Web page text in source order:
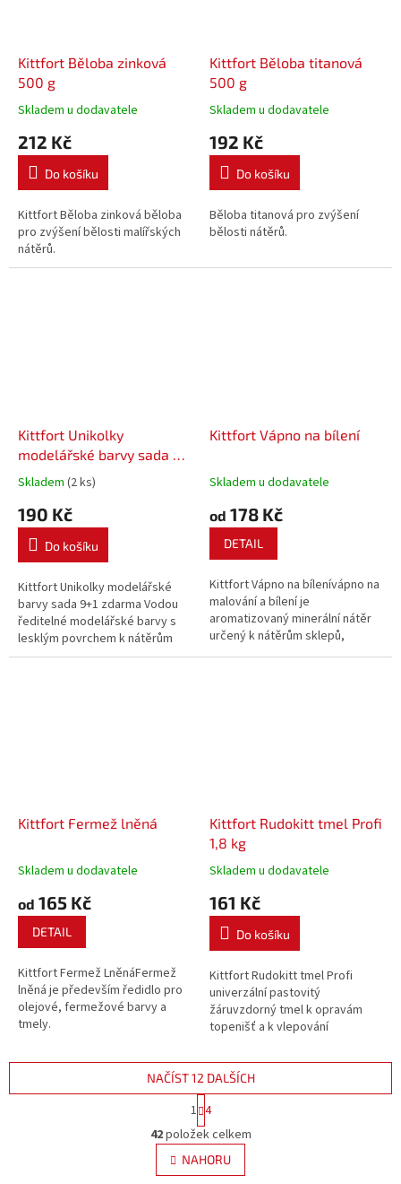
Kittfort Běloba zinková
500 g
Skladem u dodavatele
212 Kč
Do košíku
Kittfort Běloba zinková běloba
pro zvýšení bělosti malířských
nátěrů.
Kittfort Běloba titanová
500 g
Skladem u dodavatele
192 Kč
Do košíku
Běloba titanová pro zvýšení
bělosti nátěrů.
Kittfort Unikolky
modelářské barvy sada 9
barev + matný lak zdarma
v krabičce
Skladem (2 ks)
190 Kč
Do košíku
Kittfort Unikolky modelářské
barvy sada 9+1 zdarma Vodou
ředitelné modelářské barvy s
lesklým povrchem k nátěrům
všech typů modelů aut, letadel,
Kittfort Vápno na bílení
Skladem u dodavatele
od 178 Kč
DETAIL
Kittfort Vápno na bílenívápno na
malování a bílení je
aromatizovaný minerální nátěr
určený k nátěrům sklepů,
stodol, špajzů a všech míst, kde
Kittfort Fermež lněná
Skladem u dodavatele
od 165 Kč
DETAIL
Kittfort Fermež LněnáFermež
lněná je především ředidlo pro
olejové, fermežové barvy a
tmely.
Kittfort Rudokitt tmel Profi
1,8 kg
Skladem u dodavatele
161 Kč
Do košíku
Kittfort Rudokitt tmel Profi
univerzální pastovitý
žáruvzdorný tmel k opravám
topenišť a k vlepování
desek, rohoží, šamotových
plátů na keramický a kovový
podklad.
O
v
l
á
NAČÍST 12 DALŠÍCH
t
r
á
n
k
1 4
42položek celkem
NAHORU